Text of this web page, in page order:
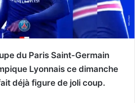
du Paris Saint-Germain
Lyonnais ce dimanche
déjà figure de joli coup.